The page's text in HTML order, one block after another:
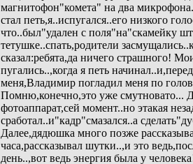
магнитофон"комета" на два
стал петь,я..испугался..его низкого
что..был"удален с поля"на"скамейку
тетушке..спать,родители
сказал:ребята,да ничего страшного!
пугались..,когда я петь
меня,Владимир погладил меня по
Помню,конечно,это уже смутновато...
фотоаппарат,сей момент..но этакая
сработал..и"кадр"смазался..а
Далее,дядюшка много позже
часа,рассказывал шутки..,и это
день..,вот ведь энергия была у